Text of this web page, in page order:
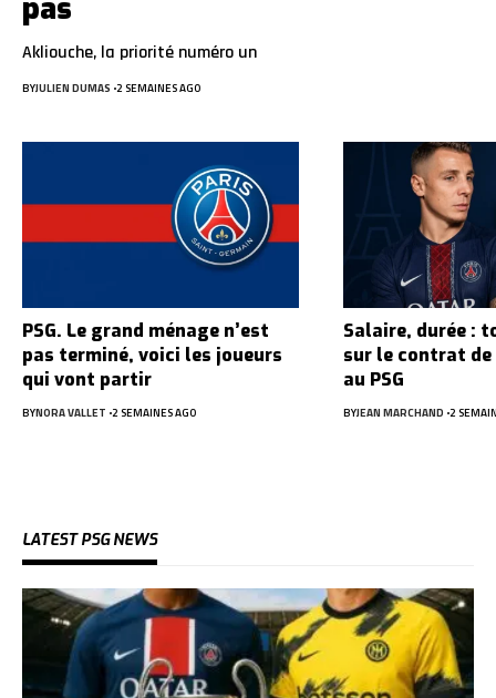
pas
Akliouche, la priorité numéro un
BYJULIEN DUMAS 2 SEMAINES AGO
PSG. Le grand ménage n’est
pas terminé, voici les joueurs
qui vont partir
BYNORA VALLET 2 SEMAINES AGO
Salaire, durée :
sur le contrat de
au PSG
BYJEAN MARCHAND 2
LATEST PSG NEWS